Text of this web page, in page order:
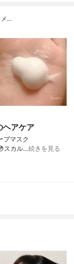
メ…
ヘアケア
プマスク
スカル…続きを見る